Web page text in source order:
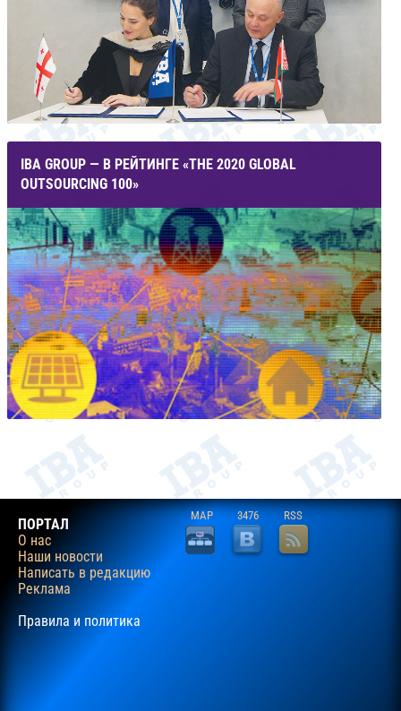
IBA GROUP — В РЕЙТИНГЕ «THE 2020 GLOBAL
OUTSOURCING 100»
ПОРТАЛ
О нас
Наши новости
Написать в редакцию
Реклама
Правила и политика
MAP 3476 RSS